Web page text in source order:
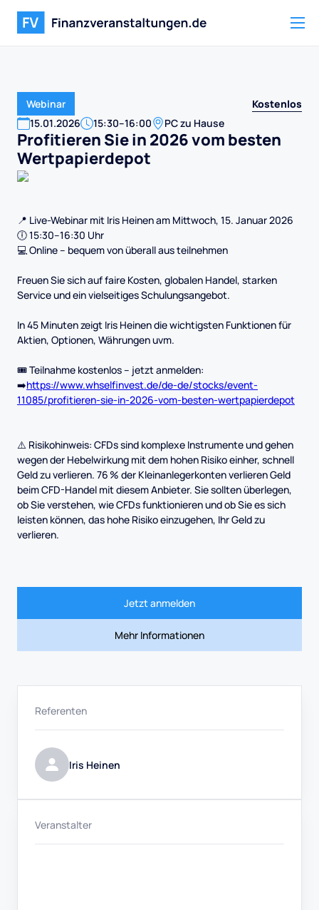
Webinar
Kostenlos
15.01.2026 15:30–16:00 PC zu Hause
Profitieren Sie in 2026 vom besten
Wertpapierdepot
📍 Live-Webinar mit Iris Heinen am Mittwoch, 15. Januar 2026
🕕 15:30–16:30 Uhr
💻 Online – bequem von überall aus teilnehmen
Freuen Sie sich auf faire Kosten, globalen Handel, starken
Service und ein vielseitiges Schulungsangebot.
In 45 Minuten zeigt Iris Heinen die wichtigsten Funktionen für
Aktien, Optionen, Währungen uvm.
🎟 Teilnahme kostenlos – jetzt anmelden:
➡️https://www.whselfinvest.de/de-de/stocks/event-
11085/profitieren-sie-in-2026-vom-besten-wertpapierdepot
⚠️ Risikohinweis: CFDs sind komplexe Instrumente und gehen
wegen der Hebelwirkung mit dem hohen Risiko einher, schnell
Geld zu verlieren. 76 % der Kleinanlegerkonten verlieren Geld
beim CFD-Handel mit diesem Anbieter. Sie sollten überlegen,
ob Sie verstehen, wie CFDs funktionieren und ob Sie es sich
leisten können, das hohe Risiko einzugehen, Ihr Geld zu
verlieren.
Jetzt anmelden
Mehr Informationen
Referenten
Iris Heinen
Veranstalter